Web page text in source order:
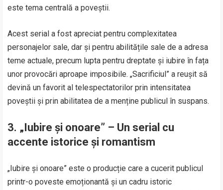
este tema centrală a poveștii.
Acest serial a fost apreciat pentru complexitatea
personajelor sale, dar și pentru abilitățile sale de a adresa
teme actuale, precum lupta pentru dreptate și iubire în fața
unor provocări aproape imposibile. „Sacrificiul” a reușit să
devină un favorit al telespectatorilor prin intensitatea
poveștii și prin abilitatea de a menține publicul în suspans.
3. „Iubire și onoare” – Un serial cu
accente istorice și romantism
„Iubire și onoare” este o producție care a cucerit publicul
printr-o poveste emoționantă și un cadru istoric